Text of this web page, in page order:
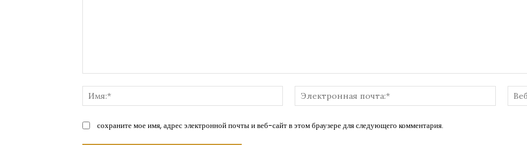
Имя:*
почта:*
сохраните мое имя, адрес электронной почты и веб-сайт в этом браузере для следующего комментария.